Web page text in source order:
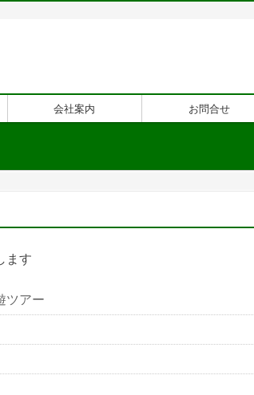
会社案内 お問合せ
ます
ツアー